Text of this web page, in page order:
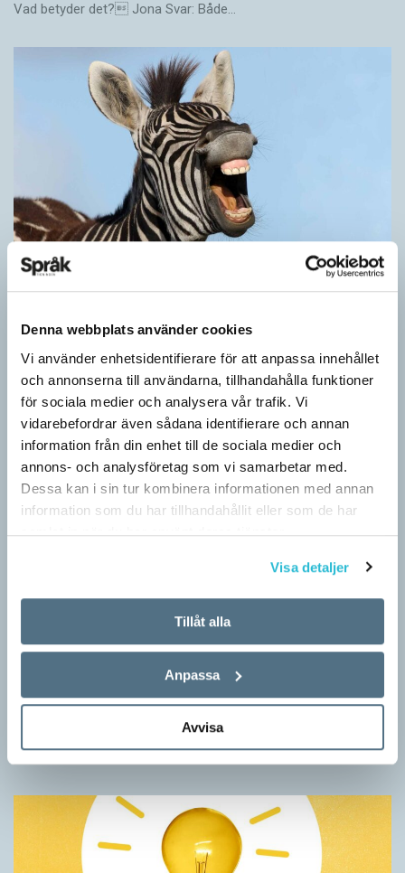
Denna webbplats använder cookies
Vi använder enhetsidentifierare för att anpassa innehållet
och annonserna till användarna, tillhandahålla funktioner
för sociala medier och analysera vår trafik. Vi
vidarebefordrar även sådana identifierare och annan
information från din enhet till de sociala medier och
annons- och analysföretag som vi samarbetar med.
Dessa kan i sin tur kombinera informationen med annan
information som du har tillhandahållit eller som de har
samlat in när du har använt deras tjänster.
Visa detaljer
Tillåt alla
Anpassa
Avvisa
Vad betyder det? Jona Svar: Både…
Därför är vi språkaktivister
Kan vi ord? Ja, tiotusentals, men här handlar det bara om de få
vi faktiskt använder. Ordkunskapsprov och ordquiz får oss att
tro på orden…
Kotten får inte tummen upp av ­
i ett beslut säger nej till ett föräldra­par i Ljusdal som ville ge